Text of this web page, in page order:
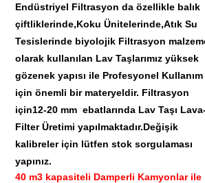
Endüstriyel Filtrasyon da özellikle balık
çiftliklerinde,Koku Ünitelerinde,Atık Su
Tesislerinde biyolojik Filtrasyon
olarak kullanılan Lav Taşlarımız yüksek
gözenek yapısı ile Profesyonel Kullanım
için önemli bir materyeldir. Filtrasyon
için12-20 mm ebatlarında Lav Taşı
Filter Üretimi yapılmaktadır.Değişik
kalibreler için lütfen stok sorgulaması
yapınız.
40 m3 kapasiteli Damperli Kamyonlar ile